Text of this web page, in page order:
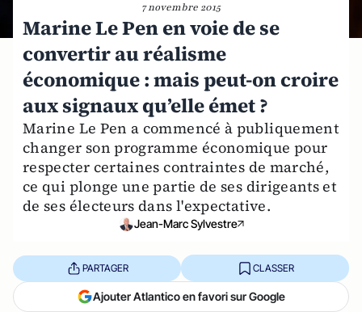
7 novembre 2015
Marine Le Pen en voie de se
convertir au réalisme
économique : mais peut-on croire
aux signaux qu’elle émet ?
Marine Le Pen a commencé à publiquement
changer son programme économique pour
respecter certaines contraintes de marché,
ce qui plonge une partie de ses dirigeants et
de ses électeurs dans l'expectative.
Jean-Marc Sylvestre
PARTAGER CLASSER
Ajouter Atlantico en favori sur Google